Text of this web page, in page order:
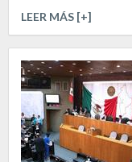
LEER MÁS [+]